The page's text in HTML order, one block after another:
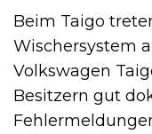
Beim Taigo
Wischersystem
Volkswagen
Besitzern gut